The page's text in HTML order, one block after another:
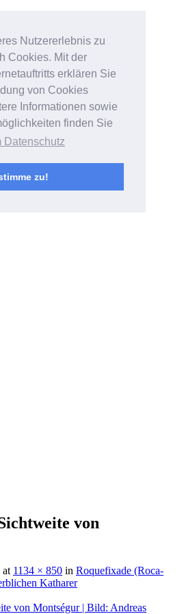
Nutzererlebnis zu
Cookies. Mit der
erklären Sie
von Cookies
Informationen sowie
finden Sie
Datenschutz
zu!
von Andreas
von
at 1134 × 850 in Roquefixade (Roca-
Katharer